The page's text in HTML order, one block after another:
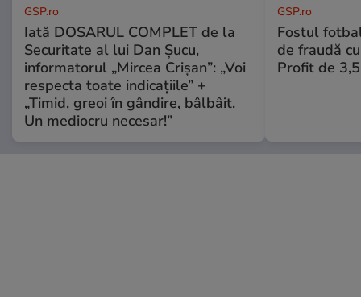
GSP.ro
Iată DOSARUL COMPLET de la
Securitate al lui Dan Șucu,
informatorul „Mircea Crișan”: „Voi
respecta toate indicațiile” +
„Timid, greoi în gândire, bâlbâit.
Un mediocru necesar!”
GSP.ro
Fostul
de fraudă
Profit de